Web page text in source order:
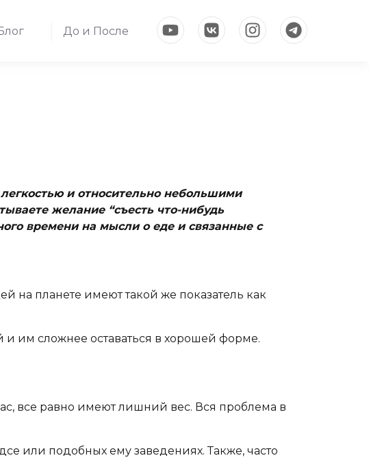
До и После
и относительно небольшими
желание “съесть что-нибудь
времени на мысли о еде и связанные с
на планете имеют такой же показатель как
им сложнее оставаться в хорошей форме.
все равно имеют лишний вес. Вся проблема в
или подобных ему заведениях. Также, часто